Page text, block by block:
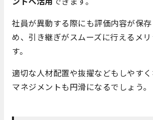
社員が異動する際にも評価内容が保
め、引き継ぎがスムーズに行えるメ
す。
適切な人材配置や抜擢などもしやす
マネジメントも円滑になるでしょう。